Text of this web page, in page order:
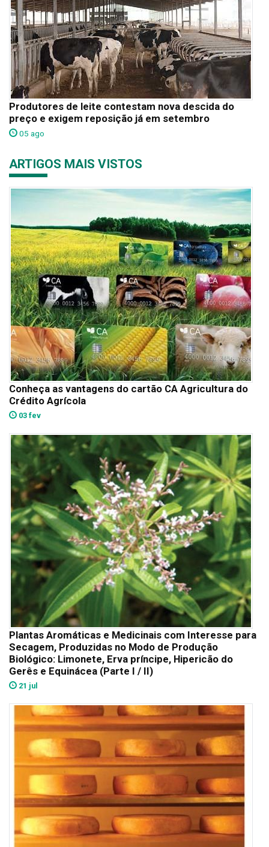
Produtores de leite contestam nova descida do
preço e exigem reposição já em setembro
05 ago
ARTIGOS MAIS VISTOS
Conheça as vantagens do cartão CA Agricultura do
Crédito Agrícola
03 fev
Plantas Aromáticas e Medicinais com Interesse para
Secagem, Produzidas no Modo de Produção
Biológico: Limonete, Erva príncipe, Hipericão do
Gerês e Equinácea (Parte I / II)
21 jul